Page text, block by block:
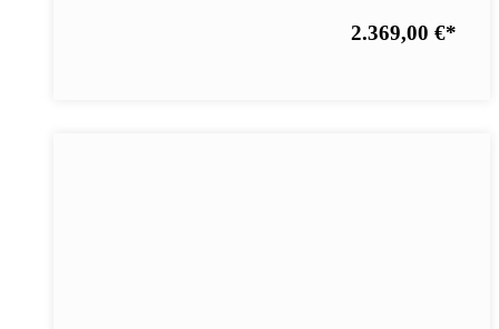
2.369,00 €*